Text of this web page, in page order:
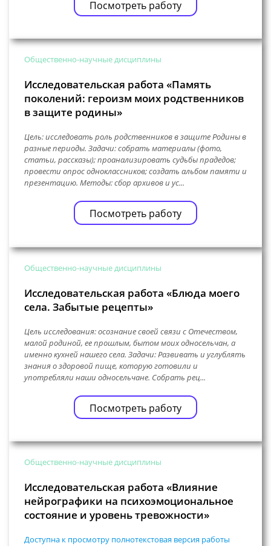
Посмотреть работу
Общественно-научные дисциплины
Исследовательская работа «Память
поколений: героизм моих родственников
в защите родины»
Цель: исследовать роль родственников в защите Родины в
разные периоды. Задачи: собрать материалы (фото,
статьи, рассказы); проанализировать судьбы прадедов;
провести опрос одноклассников; создать альбом памяти и
презентацию. Методы: сбор архивов и ус...
Посмотреть работу
Общественно-научные дисциплины
Исследовательская работа «Блюда моего
села. Забытые рецепты»
Цель исследования: осознание своей связи с Отечеством,
малой родиной, ее прошлым, бытом моих односельчан, а
именно кухней нашего села. Задачи: Развивать и углублять
знания о здоровой пище, которую готовили и
употребляли наши односельчане. Собрать рец...
Посмотреть работу
Общественно-научные дисциплины
Исследовательская работа «Влияние
нейрографики на психоэмоциональное
состояние и уровень тревожности»
Доступна к просмотру полнотекстовая версия работы